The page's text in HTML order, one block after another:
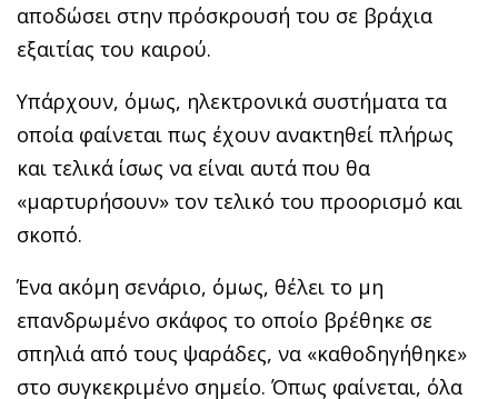
αποδώσει στην πρόσκρουσή του σε βράχια
εξαιτίας του καιρού.
Υπάρχουν, όμως, ηλεκτρονικά συστήματα τα
οποία φαίνεται πως έχουν ανακτηθεί πλήρως
και τελικά ίσως να είναι αυτά που θα
«μαρτυρήσουν» τον τελικό του προορισμό και
σκοπό.
Ένα ακόμη σενάριο, όμως, θέλει το μη
επανδρωμένο σκάφος το οποίο βρέθηκε σε
σπηλιά από τους ψαράδες, να «καθοδηγήθηκε»
στο συγκεκριμένο σημείο. Όπως φαίνεται, όλα